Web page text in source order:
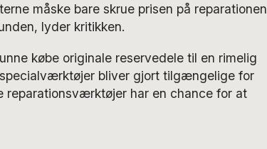
måske bare skrue prisen på reparationen
lyder kritikken.
købe originale reservedele til en rimelig
bliver gjort tilgængelige for
har en chance for at